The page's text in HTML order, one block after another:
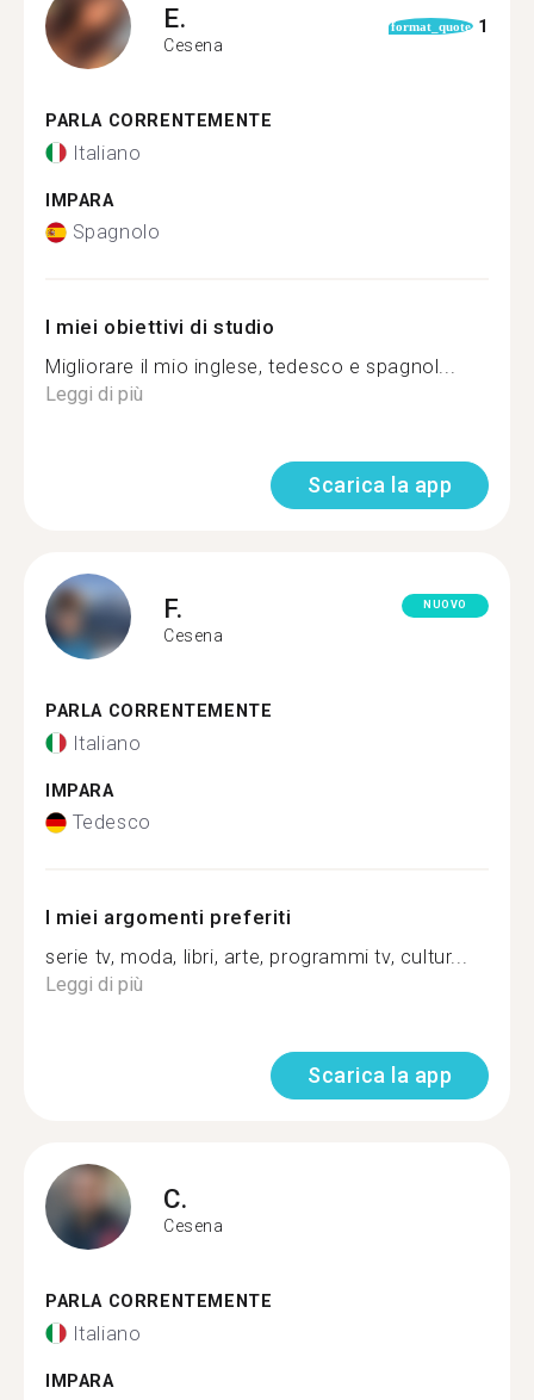
E.
Cesena
format_quote 1
PARLA CORRENTEMENTE
Italiano
IMPARA
Spagnolo
I miei obiettivi di studio
Migliorare il mio inglese, tedesco e spagnol...
Leggi di più
Scarica la app
F.
Cesena
NUOVO
PARLA CORRENTEMENTE
Italiano
IMPARA
Tedesco
I miei argomenti preferiti
serie tv, moda, libri, arte, programmi tv, cultur...
Leggi di più
Scarica la app
C.
Cesena
PARLA CORRENTEMENTE
Italiano
IMPARA